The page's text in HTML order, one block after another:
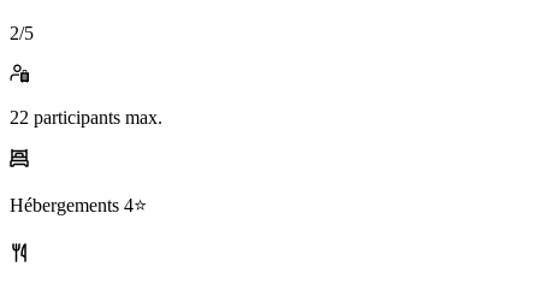
2/5
22 participants max.
Hébergements 4⭐️